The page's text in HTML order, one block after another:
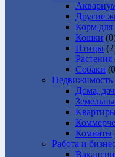
Другие
Корм
Кошки
Птицы
Растения
Собаки
Недвижимость
Дома,
Квартиры
Комнаты
Работа и
Вакансии